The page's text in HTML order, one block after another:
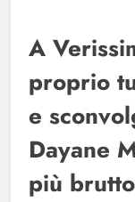
A
proprio
e
Dayane
più